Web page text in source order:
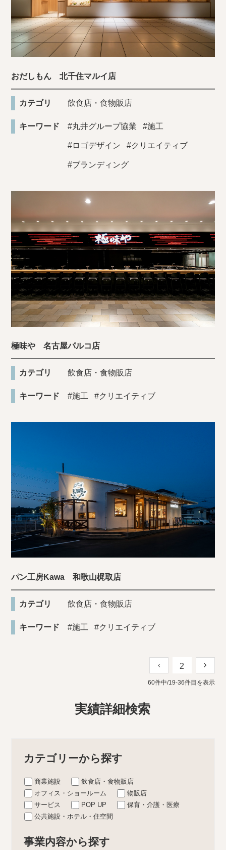
おだしもん 北千住マルイ店
カテゴリ 飲食店・食物販店
キーワード #丸井グループ協業 #施工
#ロゴデザイン #クリエイティブ
#ブランディング
極味や 名古屋パルコ店
カテゴリ 飲食店・食物販店
キーワード #施工 #クリエイティブ
パン工房Kawa 和歌山梶取店
カテゴリ 飲食店・食物販店
キーワード #施工 #クリエイティブ
2
60件中/19-36件目を表示
実績詳細検索
カテゴリーから探す
商業施設
飲食店・食物販店
オフィス・ショールーム
物販店
サービス
POP UP
保育・介護・医療
公共施設・ホテル・住空間
事業内容から探す